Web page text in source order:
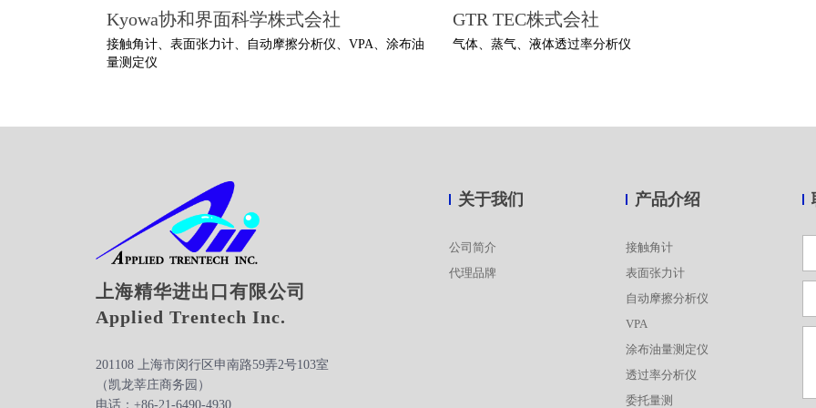
Kyowa协和界面科学株式会社
接触角计、表面张力计、自动摩擦分析仪、VPA、涂布油
量测定仪
GTR TEC株式会社
气体、蒸气、液体透过率分析仪
上海精华进出口有限公司
Applied Trentech Inc.
201108 上海市闵行区申南路59弄2号103室
（凯龙莘庄商务园）
电话：+86-21-6490-4930
关于我们
公司简介
代理品牌
产品介绍
接触角计
表面张力计
自动摩擦分析仪
VPA
涂布油量测定仪
透过率分析仪
委托量测